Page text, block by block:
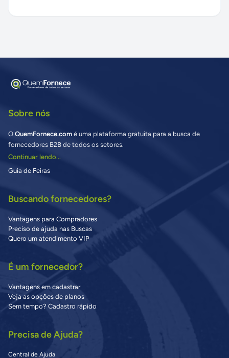
Sobre nós
O QuemFornece.com é uma plataforma gratuita para a busca de
fornecedores B2B de todos os setores.
Continuar lendo...
Guia de Feiras
Buscando fornecedores?
Vantagens para Compradores
Preciso de ajuda nas Buscas
Quero um atendimento VIP
É um fornecedor?
Vantagens em cadastrar
Veja as opções de planos
Sem tempo? Cadastro rápido
Precisa de Ajuda?
Central de Ajuda